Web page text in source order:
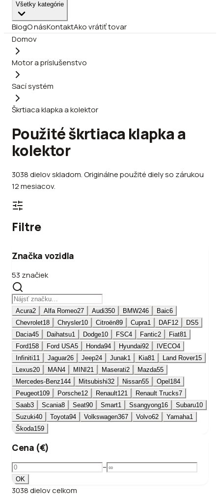
Všetky kategórie
BlogO násKontaktAko vrátiť tovar
Domov
Motor a príslušenstvo
Sací systém
Škrtiaca klapka a kolektor
Použité škrtiaca klapka a
kolektor
3038dielovskladom.Originálne použité diely so zárukou
12 mesiacov.
Filtre
Značka vozidla
53 značiek
Acura2 Alfa Romeo27 Audi350 BMW246 Baic6
Chevrolet18 Chrysler10 Citroën89 Cupra1 DAF12 DS5
Dacia45 Daihatsu1 Dodge10 FSC4 Fantic2 Fiat81
Ford158 Ford USA5 Honda94 Hyundai92 IVECO4
Infiniti11 Jaguar26 Jeep24 Junak1 Kia81 Land Rover15
Lexus20 MAN4 MINI21 Maserati2 Mazda55
Mercedes-Benz144 Mitsubishi32 Nissan55 Opel184
Peugeot109 Porsche12 Renault121 Renault Trucks7
Saab3 Scania8 Seat90 Smart1 Ssangyong16 Subaru10
Suzuki40 Toyota94 Volkswagen367 Volvo62 Yamaha1
Škoda159
Cena (€)
–
OK
3038dielovcelkom